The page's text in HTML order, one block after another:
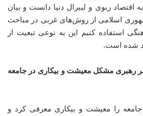
اقتصاد ربوی و لیبرال دنیا دانست و بیان
اسلامی از روش‌های غربی در مباحث
استفاده کنیم این به نوعی تبعیت از
شده است.
رهبری مشکل معیشت و بیکاری در جامعه
را معیشت و بیکاری معرفی کرد و